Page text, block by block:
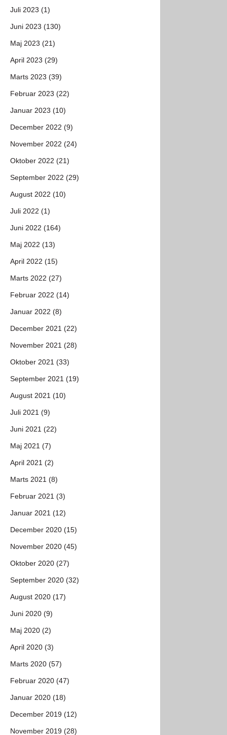
Juli 2023 (1)
Juni 2023 (130)
Maj 2023 (21)
April 2023 (29)
Marts 2023 (39)
Februar 2023 (22)
Januar 2023 (10)
December 2022 (9)
November 2022 (24)
Oktober 2022 (21)
September 2022 (29)
August 2022 (10)
Juli 2022 (1)
Juni 2022 (164)
Maj 2022 (13)
April 2022 (15)
Marts 2022 (27)
Februar 2022 (14)
Januar 2022 (8)
December 2021 (22)
November 2021 (28)
Oktober 2021 (33)
September 2021 (19)
August 2021 (10)
Juli 2021 (9)
Juni 2021 (22)
Maj 2021 (7)
April 2021 (2)
Marts 2021 (8)
Februar 2021 (3)
Januar 2021 (12)
December 2020 (15)
November 2020 (45)
Oktober 2020 (27)
September 2020 (32)
August 2020 (17)
Juni 2020 (9)
Maj 2020 (2)
April 2020 (3)
Marts 2020 (57)
Februar 2020 (47)
Januar 2020 (18)
December 2019 (12)
November 2019 (28)